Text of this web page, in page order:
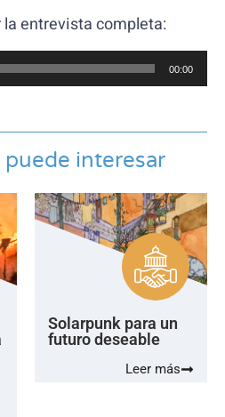
entrevista completa:
00:00
interesar
Solarpunk para un
futuro deseable
Leer más